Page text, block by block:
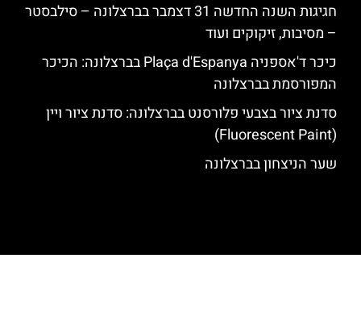
חגיגות השנה החדשה 31 דצמבר בברצלונה – סילבסטר
– מסיבות, זיקוקים ועוד
כיכר ד'אספניה Plaça d'Espanya בברצלונה: הכיכר
המפורסמת בברצלונה
סדנת ציור בצבעי פלורסנט בברצלונה: סדנת ציור ויין
(Fluorescent Paint)
שער הניצחון בברצלונה